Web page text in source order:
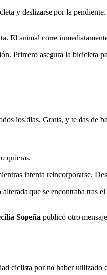
y deslizarse por la
El animal corre
Primero asegura la bicicleta
los días. Gratis, y te das de
quieras.
intenta reincorporarse.
que se encontraba tras
Sopeña publicó otro
ciclista por no haber